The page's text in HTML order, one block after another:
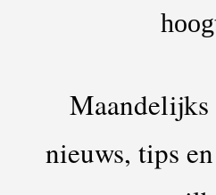
Maandelijks
nieuws, tips